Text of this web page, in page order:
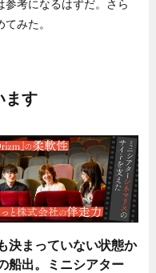
参考になるはずだ。さら
みた。
ます
決まっていない状態か
船出。ミニシアター